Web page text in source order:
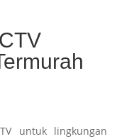
untuk lingkungan